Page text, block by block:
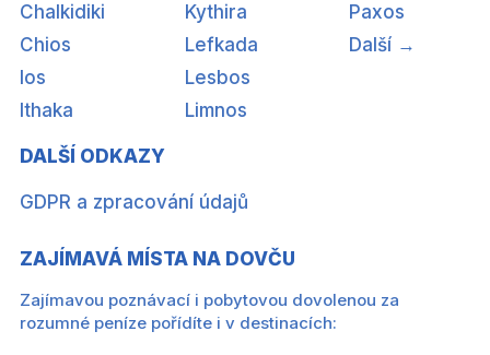
Chalkidiki
Chios
Ios
Ithaka
Kythira
Lefkada
Lesbos
Limnos
Paxos
Další →
DALŠÍ ODKAZY
GDPR a zpracování údajů
ZAJÍMAVÁ MÍSTA NA DOVČU
Zajímavou poznávací i pobytovou dovolenou za
rozumné peníze pořídíte i v destinacích: